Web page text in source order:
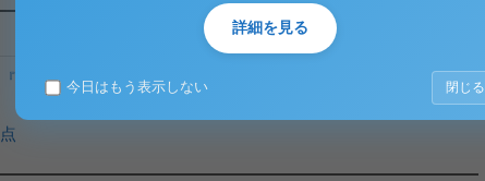
エミール』について
詳細を見る
今日はもう表示しない 閉じる